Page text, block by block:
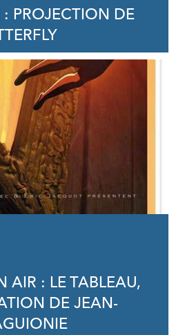
PROJECTION DE
AIR : LE TABLEAU,
DE JEAN-